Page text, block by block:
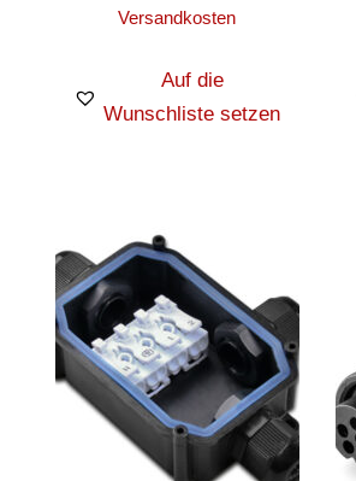
Versandkosten
Auf die
Wunschliste setzen